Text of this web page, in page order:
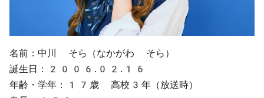
名前：中川 そら（なかがわ そら）
誕生日：2006.02.16
年齢・学年：17歳 高校3年（放送時）